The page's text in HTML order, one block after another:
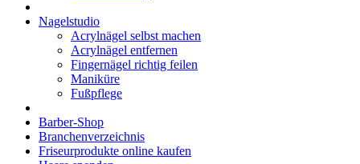
Nagelstudio
Acrylnägel selbst machen
Acrylnägel entfernen
Fingernägel richtig feilen
Maniküre
Fußpflege
Barber-Shop
Branchenverzeichnis
Friseurprodukte online kaufen